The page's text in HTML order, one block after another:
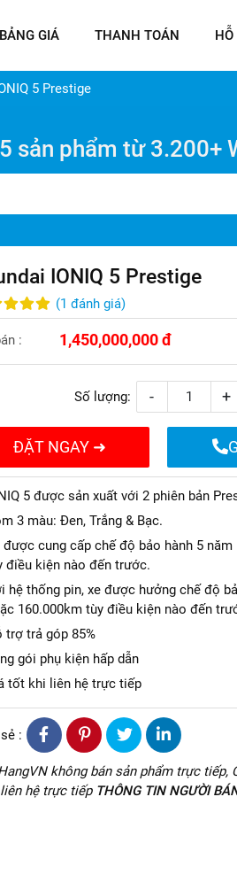
BẢNG GIÁ THANH TOÁN HỖ
5 Prestige
sản phẩm từ 3.200+
IONIQ 5 Prestige
(1 đánh giá)
: 1,450,000,000 đ
Số lượng: - +
ĐẶT NGAY ➜
5 được sản xuất với 2 phiên bản
3 màu: Đen, Trắng & Bạc.
được cung cấp chế độ bảo hành 5
điều kiện nào đến trước.
hệ thống pin, xe được hưởng chế độ
160.000km tùy điều kiện nào đến
trợ trả góp 85%
gói phụ kiện hấp dẫn
tốt khi liên hệ trực tiếp
:
không bán sản phẩm trực tiếp,
hệ trực tiếp THÔNG TIN NGƯỜI